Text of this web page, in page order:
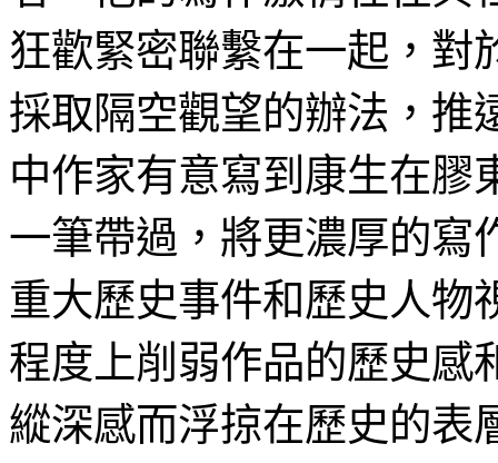
狂歡緊密聯繫在一起，對
採取隔空觀望的辦法，推
中作家有意寫到康生在膠
一筆帶過，將更濃厚的寫
重大歷史事件和歷史人物
程度上削弱作品的歷史感
縱深感而浮掠在歷史的表